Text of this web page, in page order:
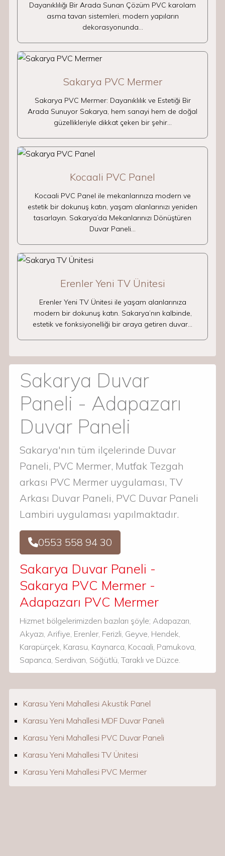
Dayanıklılığı Bir Arada Sunan Çözüm PVC karolam
asma tavan sistemleri, modern yapıların
dekorasyonunda…
Sakarya PVC Mermer
Sakarya PVC Mermer: Dayanıklılık ve Estetiği Bir
Arada Sunuyor Sakarya, hem sanayi hem de doğal
güzellikleriyle dikkat çeken bir şehir…
Kocaali PVC Panel
Kocaali PVC Panel ile mekanlarınıza modern ve
estetik bir dokunuş katın, yaşam alanlarınızı yeniden
tasarlayın. Sakarya’da Mekanlarınızı Dönüştüren
Duvar Paneli…
Erenler Yeni TV Ünitesi
Erenler Yeni TV Ünitesi ile yaşam alanlarınıza
modern bir dokunuş katın. Sakarya’nın kalbinde,
estetik ve fonksiyonelliği bir araya getiren duvar…
Sakarya Duvar
Paneli - Adapazarı
Duvar Paneli
Sakarya'nın tüm ilçelerinde Duvar
Paneli, PVC Mermer, Mutfak Tezgah
arkası PVC Mermer uygulaması, TV
Arkası Duvar Paneli, PVC Duvar Paneli
Lambiri uygulaması yapılmaktadır.
0553 558 94 30
Sakarya Duvar Paneli -
Sakarya PVC Mermer -
Adapazarı PVC Mermer
Hizmet bölgelerimizden bazıları şöyle; Adapazarı,
Akyazı, Arifiye, Erenler, Ferizli, Geyve, Hendek,
Karapürçek, Karasu, Kaynarca, Kocaali, Pamukova,
Sapanca, Serdivan, Söğütlü, Taraklı ve Düzce.
Karasu Yeni Mahallesi Akustik Panel
Karasu Yeni Mahallesi MDF Duvar Paneli
Karasu Yeni Mahallesi PVC Duvar Paneli
Karasu Yeni Mahallesi TV Ünitesi
Karasu Yeni Mahallesi PVC Mermer